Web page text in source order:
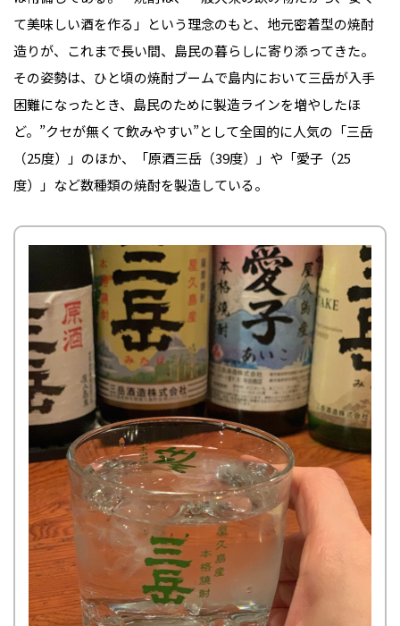
て美味しい酒を作る」という理念のもと、地元密着型の焼酎
造りが、これまで長い間、島民の暮らしに寄り添ってきた。
その姿勢は、ひと頃の焼酎ブームで島内において三岳が入手
困難になったとき、島民のために製造ラインを増やしたほ
ど。”クセが無くて飲みやすい”として全国的に人気の「三岳
（25度）」のほか、「原酒三岳（39度）」や「愛子（25
度）」など数種類の焼酎を製造している。